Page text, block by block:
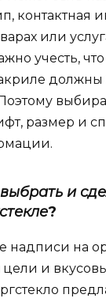
контактная
или
учесть, что
должны
размер и
и
?
надписи на
цели и